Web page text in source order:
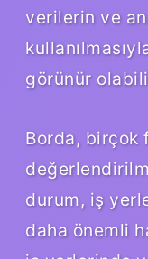
verilerin ve
görünür
Borda, birçok
durum, iş
daha önemli